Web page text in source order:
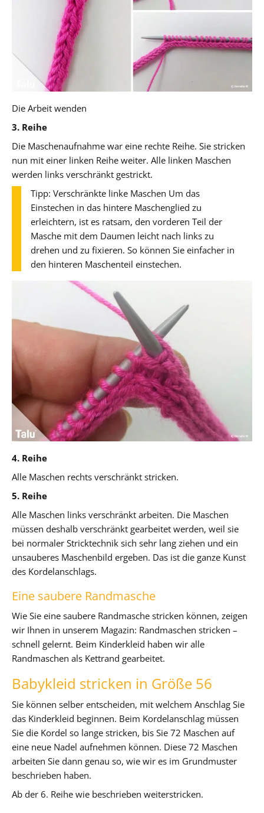
Die Arbeit wenden
3. Reihe
Die Maschenaufnahme war eine rechte Reihe. Sie stricken
nun mit einer linken Reihe weiter. Alle linken Maschen
werden links verschränkt gestrickt.
Tipp: Verschränkte linke Maschen Um das
Einstechen in das hintere Maschenglied zu
erleichtern, ist es ratsam, den vorderen Teil der
Masche mit dem Daumen leicht nach links zu
drehen und zu fixieren. So können Sie einfacher in
den hinteren Maschenteil einstechen.
4. Reihe
Alle Maschen rechts verschränkt stricken.
5. Reihe
Alle Maschen links verschränkt arbeiten. Die Maschen
müssen deshalb verschränkt gearbeitet werden, weil sie
bei normaler Stricktechnik sich sehr lang ziehen und ein
unsauberes Maschenbild ergeben. Das ist die ganze Kunst
des Kordelanschlags.
Eine saubere Randmasche
Wie Sie eine saubere Randmasche stricken können, zeigen
wir Ihnen in unserem Magazin: Randmaschen stricken –
schnell gelernt. Beim Kinderkleid haben wir alle
Randmaschen als Kettrand gearbeitet.
Babykleid stricken in Größe 56
Sie können selber entscheiden, mit welchem Anschlag Sie
das Kinderkleid beginnen. Beim Kordelanschlag müssen
Sie die Kordel so lange stricken, bis Sie 72 Maschen auf
eine neue Nadel aufnehmen können. Diese 72 Maschen
arbeiten Sie dann genau so, wie wir es im Grundmuster
beschrieben haben.
Ab der 6. Reihe wie beschrieben weiterstricken.